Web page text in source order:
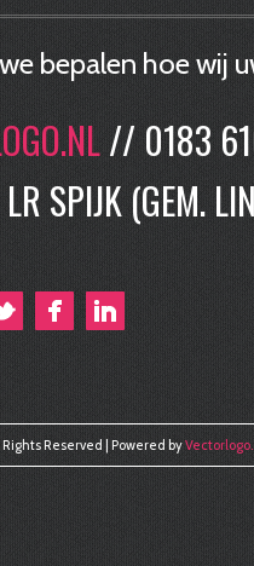
bepalen hoe wij
// 0183
SPIJK (GEM.
Reserved | Powered byVectorlogo.